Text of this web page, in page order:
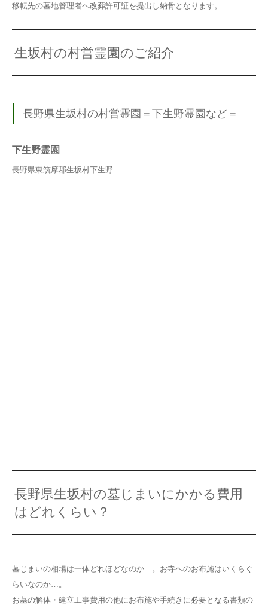
移転先の墓地管理者へ改葬許可証を提出し納骨となります。
生坂村の村営霊園のご紹介
長野県生坂村の村営霊園＝下生野霊園など＝
下生野霊園
長野県東筑摩郡生坂村下生野
長野県生坂村の墓じまいにかかる費用
はどれくらい？
墓じまいの相場は一体どれほどなのか…。お寺へのお布施はいくらぐ
らいなのか…。
お墓の解体・建立工事費用の他にお布施や手続きに必要となる書類の